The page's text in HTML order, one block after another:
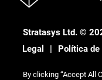
Stratasys Ltd. ©
Legal
Política de
By clicking “Accept All